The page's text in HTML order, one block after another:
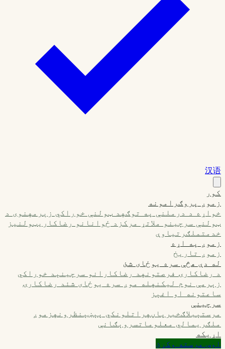
汉语
کور
زموږ پروګرامونه
خواړه د درملنې په توګهد ټولنې خوراکي زېرمهنوی د
ټولنې سرچینو ملاتړ مرکز د ځوانانو رضاکاريټولنیز
خدمتملګرتیاوې
زموږ په اړه
زموږ تاریخ
له دې هڅې سره یوځای شئ
د رضاکارۍ فرصتونهد رضاکارانو سرچینېد خوراکي
زېرمې نوم لیکنهله موږ سره یوځای شئد رضاکارۍ
ساعتونه او اغېز
سرچینې
مرستېبلاګخبرپاڼهراتلونکي پېښېنظرونهزموږ
ملګريمالي معلوماتسروېګانې
اړیکه
اوس مرسته وکړئ